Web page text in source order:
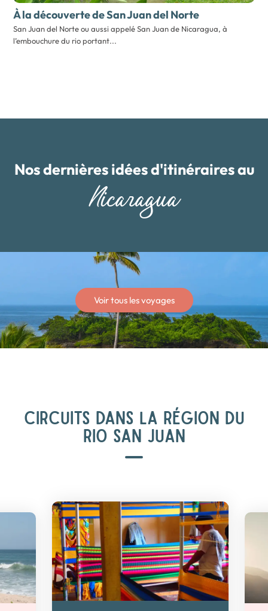
À la découverte de San Juan del Norte
San Juan del Norte ou aussi appelé San Juan de Nicaragua, à
l’embouchure du rio portant...
Nos dernières idées d'itinéraires au
Nicaragua
Voir tous les voyages
CIRCUITS DANS LA RÉGION DU
RIO SAN JUAN